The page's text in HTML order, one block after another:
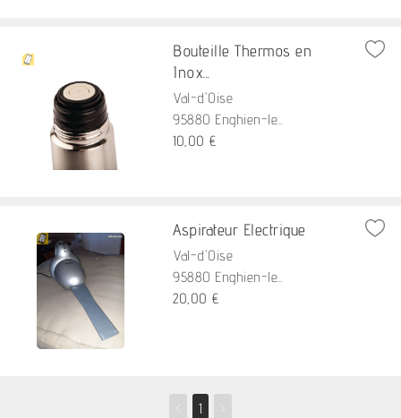
Bouteille Thermos en
Inox...
Val-d'Oise
95880 Enghien-le...
10,00 €
Aspirateur Electrique
Val-d'Oise
95880 Enghien-le...
20,00 €
1 >